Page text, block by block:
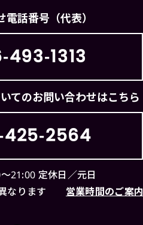
話番号（代表）
493-1313
てのお問い合わせはこちら
425-2564
21:00 定休日／元日
なります
営業時間のご案内